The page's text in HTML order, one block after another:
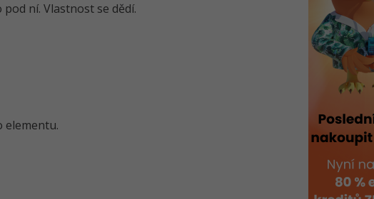
ní. Vlastnost se dědí.
elementu.